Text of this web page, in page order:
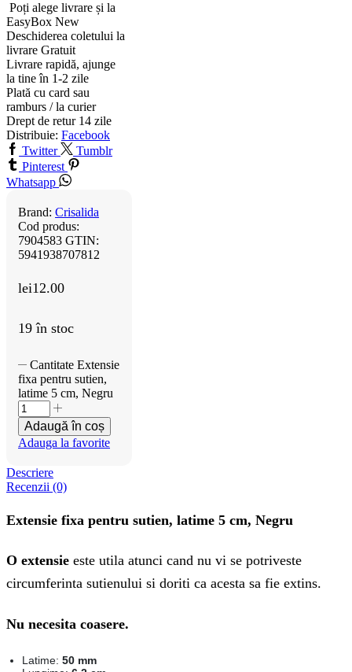
Poți alege livrare și la
EasyBox New
Deschiderea coletului la
livrare Gratuit
Livrare rapidă, ajunge
la tine în 1-2 zile
Plată cu card sau
ramburs / la curier
Drept de retur 14 zile
Distribuie: Facebook
Twitter
Tumblr
Pinterest
Whatsapp
Brand: Crisalida
Cod produs:
7904583 GTIN:
5941938707812
lei12.00
19 în stoc
Cantitate Extensie
fixa pentru sutien,
latime 5 cm, Negru
Adaugă în coș
Adauga la favorite
Descriere
Recenzii (0)
Extensie fixa pentru sutien, latime 5 cm, Negru
O extensie este utila atunci cand nu vi se potriveste
circumferinta sutienului si doriti ca acesta sa fie extins.
Nu necesita coasere.
Latime: 50 mm